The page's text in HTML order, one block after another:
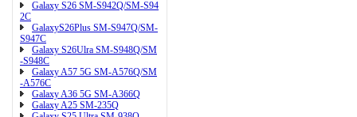
Galaxy S26 SM-S942Q/SM-S94
2C
GalaxyS26Plus SM-S947Q/SM-
S947C
Galaxy S26Ulra SM-S948Q/SM
-S948C
Galaxy A57 5G SM-A576Q/SM
-A576C
Galaxy A36 5G SM-A366Q
Galaxy A25 SM-235Q